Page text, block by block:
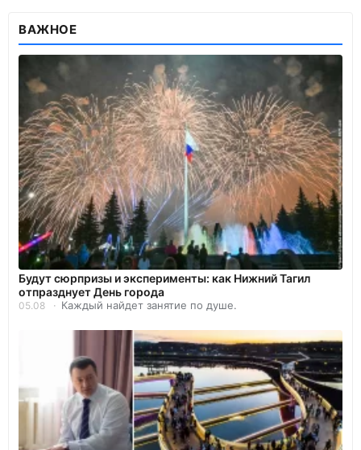
ВАЖНОЕ
Будут сюрпризы и эксперименты: как Нижний Тагил
отпразднует День города
05.08 Каждый найдет занятие по душе.